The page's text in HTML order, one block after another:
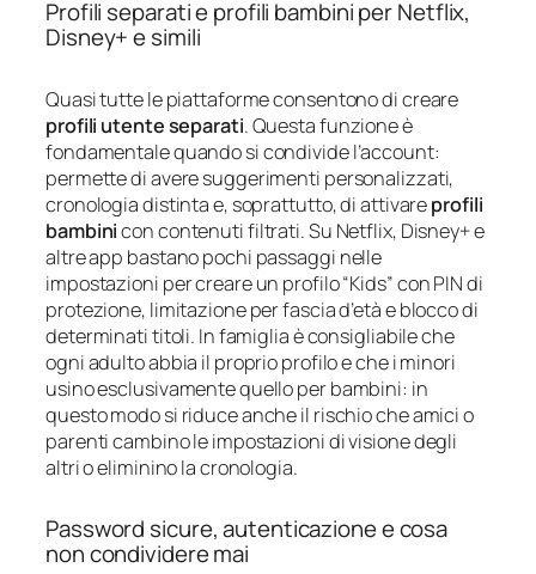
Profili separati e profili bambini per Netflix,
Disney+ e simili
Quasi tutte le piattaforme consentono di creare
profili utente separati. Questa funzione è
fondamentale quando si condivide l’account:
permette di avere suggerimenti personalizzati,
cronologia distinta e, soprattutto, di attivareprofili
bambinicon contenuti filtrati. Su Netflix, Disney+ e
altre app bastano pochi passaggi nelle
impostazioni per creare un profilo “Kids” con PIN di
protezione, limitazione per fascia d’età e blocco di
determinati titoli. In famiglia è consigliabile che
ogni adulto abbia il proprio profilo e che i minori
usino esclusivamente quello per bambini: in
questo modo si riduce anche il rischio che amici o
parenti cambino le impostazioni di visione degli
altri o eliminino la cronologia.
Password sicure, autenticazione e cosa
non condividere mai